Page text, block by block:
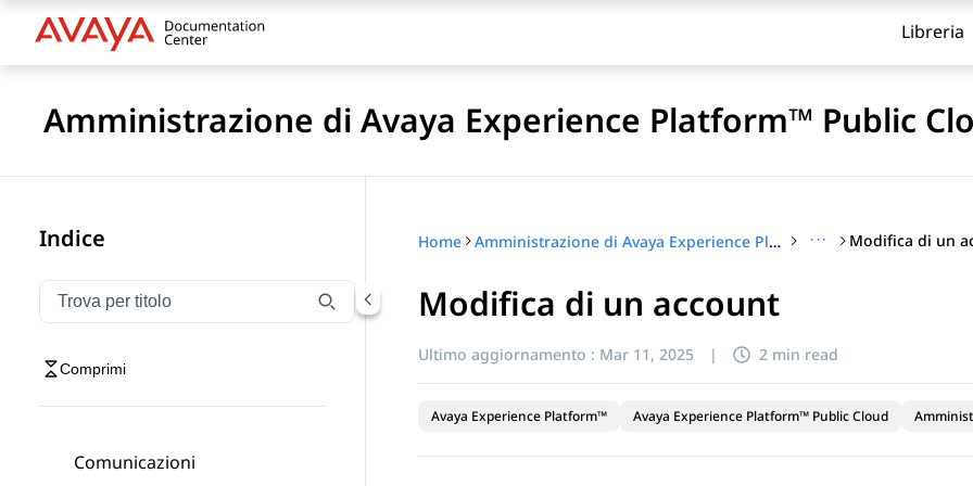
Libreria
Amministrazione di Avaya Experience Platform™ Public
Indice
Filtra la navigazione per titolo
Digitare per filtrare gli elementi di navigazione per titolo
Comprimi
Comunicazioni
Home Amministrazione di Avaya Experience Platform™ Public Cloud ··· Modifica di un
Modifica di un account
Ultimo aggiornamento : Mar 11, 2025 | 2 min read
Avaya Experience Platform™ Avaya Experience Platform™ Public Cloud